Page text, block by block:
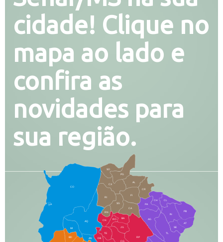
cidade! Clique no
mapa ao lado e
confira as
novidades para
sua região.
CO
AQ
MI
AN
CX
RI
AL
CR
FI
SG
BA
CA
PA
CH CL
PB
SE
TL
AG
RP
RO
JG
CG
BD DB
TE
IN
RN
CN
AT
PG
SO
LA